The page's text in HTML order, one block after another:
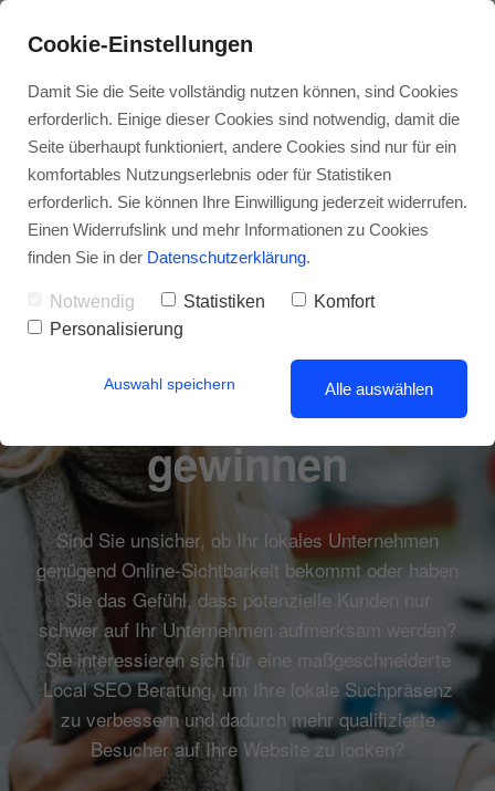
RANKINGS UND REICHWEITE IN DER LOKALEN
SUCHE ANALYSIEREN & OPTIMIEREN
Wie Sie mit meiner
Local SEO Beratung
mehr Kunden
gewinnen
Sind Sie unsicher, ob Ihr lokales Unternehmen
genügend Online-Sichtbarkeit bekommt oder haben
Sie das Gefühl, dass potenzielle Kunden nur
schwer auf Ihr Unternehmen aufmerksam werden?
Sie interessieren sich für eine maßgeschneiderte
Local SEO Beratung, um Ihre lokale Suchpräsenz
zu verbessern und dadurch mehr qualifizierte
Besucher auf Ihre Website zu locken?
Cookie-Einstellungen
Damit Sie die Seite vollständig nutzen können, sind Cookies
erforderlich. Einige dieser Cookies sind notwendig, damit die
Seite überhaupt funktioniert, andere Cookies sind nur für ein
komfortables Nutzungserlebnis oder für Statistiken
erforderlich. Sie können Ihre Einwilligung jederzeit widerrufen.
Einen Widerrufslink und mehr Informationen zu Cookies
finden Sie in der Datenschutzerklärung.
Notwendig Statistiken
Komfort
Personalisierung
Auswahl speichern Alle auswählen